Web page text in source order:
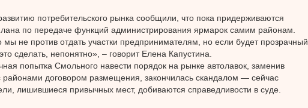
потребительского рынка сообщили, что пока придерживаются
по передаче функций администрирования ярмарок самим районам.
мы не против отдать участки предпринимателям, но если будет прозрачный
сделать, непонятно», – говорит Елена Капустина.
попытка Смольного навести порядок на рынке автолавок, заменив
районами договором размещения, закончилась скандалом — сейчас
лишившиеся привычных мест, добиваются справедливости в суде.